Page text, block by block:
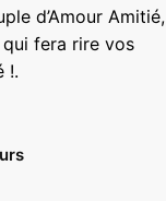
d’Amour Amitié,
qui fera rire vos
!.